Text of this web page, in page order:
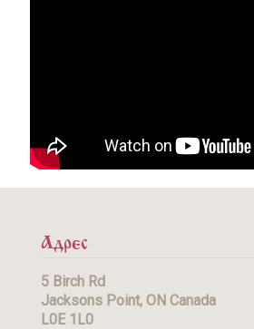
Адрес
5 Birch Rd
Jacksons Point, ON Canada
L0E 1L0